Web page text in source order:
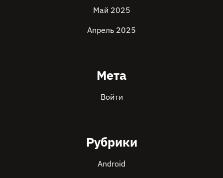
Май 2025
Апрель 2025
Мета
Войти
Рубрики
Android